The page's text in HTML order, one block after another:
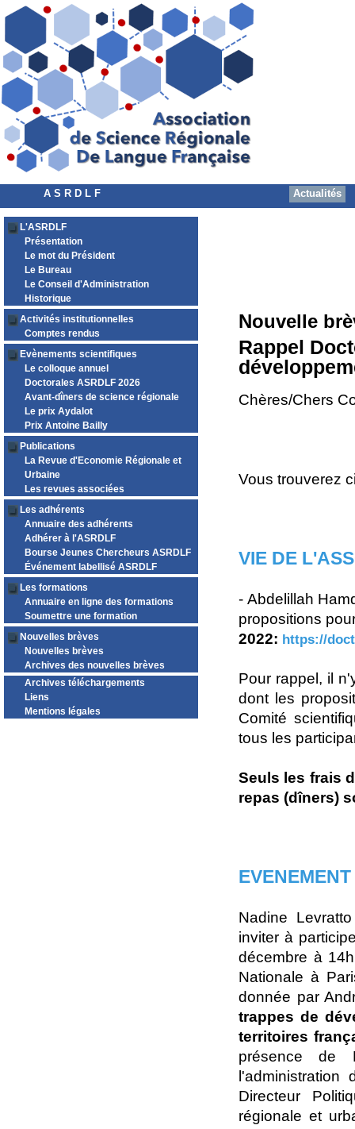
A S R D L F Actualités
L'ASRDLF
Présentation
Le mot du Président
Le Bureau
Le Conseil d'Administration
Historique
Activités institutionnelles
Comptes rendus
Evènements scientifiques
Le colloque annuel
Doctorales ASRDLF 2026
Avant-dîners de science régionale
Le prix Aydalot
Prix Antoine Bailly
Publications
La Revue d'Economie Régionale et
Urbaine
Les revues associées
Les adhérents
Annuaire des adhérents
Adhérer à l'ASRDLF
Bourse Jeunes Chercheurs ASRDLF
Événement labellisé ASRDLF
Les formations
Annuaire en ligne des formations
Soumettre une formation
Nouvelles brèves
Nouvelles brèves
Archives des nouvelles brèves
Archives téléchargements
Liens
Mentions légales
Nouvelle
Rappel
Chères/Chers
Vous trouverez
VIE DE
- Abdelillah
propositions
2022: https://
Pour rappel, il
dont les
Comité
tous les
Seuls les frais
repas (dîners)
EVENEMENT
Nadine
inviter à
décembre à
Nationale à
donnée par
trappes de
territoires
présence de
Directeur
régionale et